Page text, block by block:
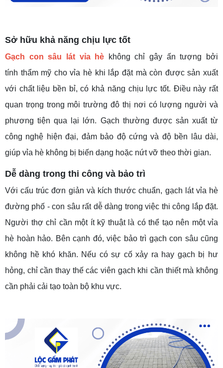
Sở hữu khả năng chịu lực tốt
Gạch con sâu lát vỉa hè
không chỉ gây ấn tượng bởi
tính thẩm mỹ cho vỉa hè khi lắp đặt mà còn được sản xuất
với chất liệu bền bỉ, có khả năng chịu lực tốt. Điều này rất
quan trọng trong môi trường đô thị nơi có lượng người và
phương tiện qua lại lớn. Gạch thường được sản xuất từ
công nghệ hiện đại, đảm bảo độ cứng và độ bền lâu dài,
giúp vỉa hè không bị biến dạng hoặc nứt vỡ theo thời gian.
Dễ dàng trong thi công và bảo trì
Với cấu trúc đơn giản và kích thước chuẩn, gạch lát vỉa hè
đường phố - con sâu rất dễ dàng trong việc thi công lắp đặt.
Người thợ chỉ cần một ít kỹ thuật là có thể tạo nên một vỉa
hè hoàn hảo. Bên cạnh đó, việc bảo trì gạch con sâu cũng
không hề khó khăn. Nếu có sự cố xảy ra hay gạch bị hư
hỏng, chỉ cần thay thế các viên gạch khi cần thiết mà không
cần phải cải tạo toàn bộ khu vực.